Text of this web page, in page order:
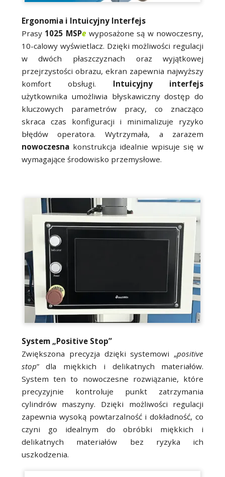
Ergonomia i Intuicyjny Interfejs
Prasy 1025 MSPewyposażone są w nowoczesny,
10-calowy wyświetlacz. Dzięki możliwości regulacji
w dwóch płaszczyznach oraz wyjątkowej
przejrzystości obrazu, ekran zapewnia najwyższy
komfort obsługi. Intuicyjny interfejs
użytkownika umożliwia błyskawiczny dostęp do
kluczowych parametrów pracy, co znacząco
skraca czas konfiguracji i minimalizuje ryzyko
błędów operatora. Wytrzymała, a zarazem
nowoczesnakonstrukcja idealnie wpisuje się w
wymagające środowisko przemysłowe.
System „Positive Stop”
Zwiększona precyzja dzięki systemowi „positive
stop” dla miękkich i delikatnych materiałów.
System ten to nowoczesne rozwiązanie, które
precyzyjnie kontroluje punkt zatrzymania
cylindrów maszyny. Dzięki możliwości regulacji
zapewnia wysoką powtarzalność i dokładność, co
czyni go idealnym do obróbki miękkich i
delikatnych materiałów bez ryzyka ich
uszkodzenia.